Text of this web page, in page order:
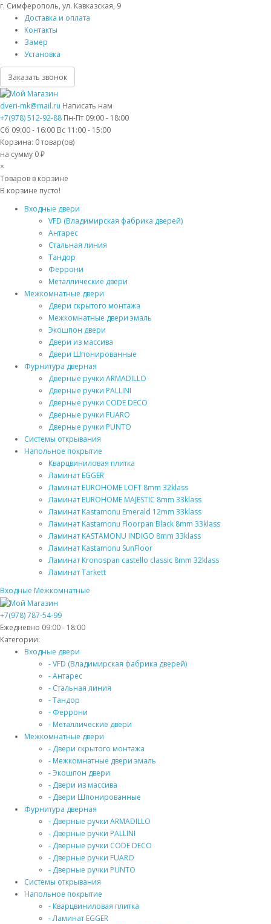
г. Симферополь, ул. Кавказская, 9
Доставка и оплата
Контакты
Замер
Установка
Заказать звонок
dveri-mk@mail.ru Написать нам
+7(978) 512-92-88 Пн-Пт 09:00 - 18:00
Сб 09:00 - 16:00 Вс 11:00 - 15:00
Корзина: 0товар(ов)
на сумму 0 ₽
×
Товаров в корзине
В корзине пусто!
Входные двери
VFD (Владимирская фабрика дверей)
Антарес
Стальная линия
Тандор
Феррони
Металлические двери
Межкомнатные двери
Двери скрытого монтажа
Межкомнатные двери эмаль
Экошпон двери
Двери из массива
Двери Шпонированные
Фурнитура дверная
Дверные ручки ARMADILLO
Дверные ручки PALLINI
Дверные ручки CODE DECO
Дверные ручки FUARO
Дверные ручки PUNTO
Системы открывания
Напольное покрытие
Кварцвиниловая плитка
Ламинат EGGER
Ламинат EUROHOME LOFT 8mm 32klass
Ламинат EUROHOME MAJESTIC 8mm 33klass
Ламинат Kastamonu Emerald 12mm 33klass
Ламинат Kastamonu Floorpan Black 8mm 33klass
Ламинат KASTAMONU INDIGO 8mm 33klass
Ламинат Kastamonu SunFloor
Ламинат Kronospan castello classic 8mm 32klass
Ламинат Tarkett
Входные Межкомнатные
+7(978) 787-54-99
Ежедневно 09:00 - 18:00
Категории:
Входные двери
- VFD (Владимирская фабрика дверей)
- Антарес
- Стальная линия
- Тандор
- Феррони
- Металлические двери
Межкомнатные двери
- Двери скрытого монтажа
- Межкомнатные двери эмаль
- Экошпон двери
- Двери из массива
- Двери Шпонированные
Фурнитура дверная
- Дверные ручки ARMADILLO
- Дверные ручки PALLINI
- Дверные ручки CODE DECO
- Дверные ручки FUARO
- Дверные ручки PUNTO
Системы открывания
Напольное покрытие
- Кварцвиниловая плитка
- Ламинат EGGER